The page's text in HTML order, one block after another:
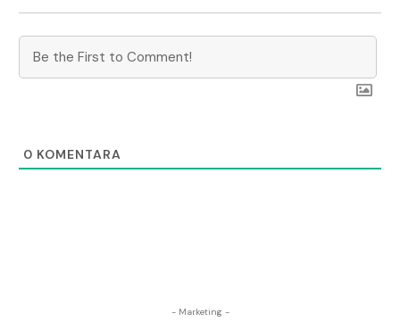
0 KOMENTARA
- Marketing -